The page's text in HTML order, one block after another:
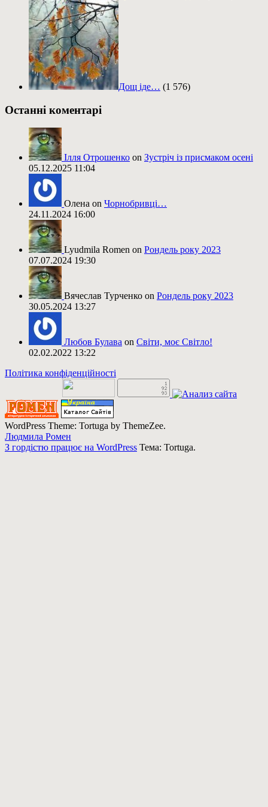
Дощ іде… (1 576)
Останні коментарі
Ілля Отрошенко on Зустріч із присмаком осені
05.12.2025 11:04
Олена on Чорнобривці…
24.11.2024 16:00
Lyudmila Romen on Рондель року 2023
07.07.2024 19:30
Вячеслав Турченко on Рондель року 2023
30.05.2024 13:27
Любов Булава on Світи, моє Світло!
02.02.2022 13:22
Політика конфіденційності
WordPress Theme: Tortuga by ThemeZee.
Людмила Ромен
З гордістю працює на WordPress Тема: Tortuga.